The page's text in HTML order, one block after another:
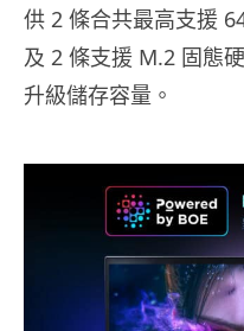
供 2 條合共最高支援
及 2 條支援 M.2 固態
升級儲存容量。